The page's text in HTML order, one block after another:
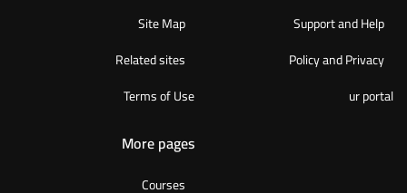
Site Map
Related sites
Terms of Use
Support and Help
Policy and Privacy
ur portal
More pages
Courses